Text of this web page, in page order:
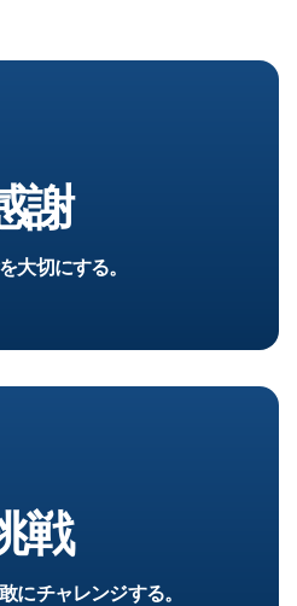
謝
大切にする。
戦
にチャレンジする。